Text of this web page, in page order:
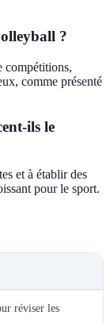
?
compétitions,
comme présenté
ils le
et à établir des
pour le sport.
réviser les